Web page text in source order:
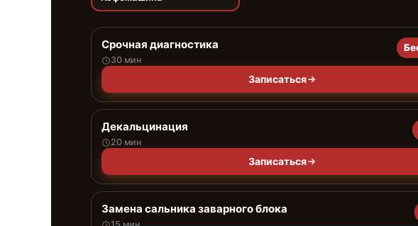
Срочная диагностика
30 мин
Записаться
Декальцинация
20 мин
Записаться
Замена сальника заварного блока